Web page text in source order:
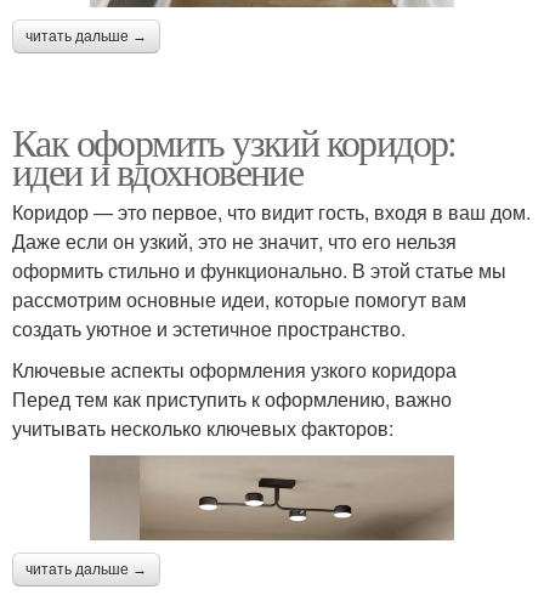
читать дальше →
Как оформить узкий коридор:
идеи и вдохновение
Коридор — это первое, что видит гость, входя в ваш дом.
Даже если он узкий, это не значит, что его нельзя
оформить стильно и функционально. В этой статье мы
рассмотрим основные идеи, которые помогут вам
создать уютное и эстетичное пространство.
Ключевые аспекты оформления узкого коридора
Перед тем как приступить к оформлению, важно
учитывать несколько ключевых факторов:
читать дальше →